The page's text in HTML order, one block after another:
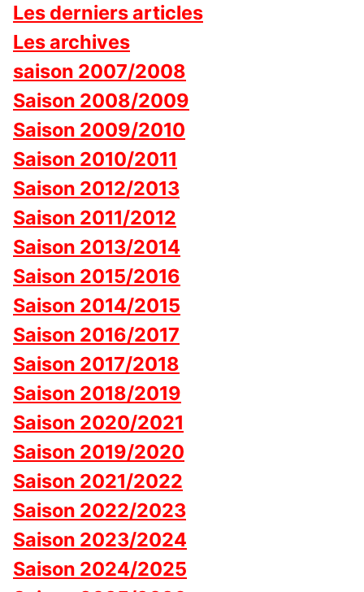
Les derniers articles
Les archives
saison 2007/2008
Saison 2008/2009
Saison 2009/2010
Saison 2010/2011
Saison 2012/2013
Saison 2011/2012
Saison 2013/2014
Saison 2015/2016
Saison 2014/2015
Saison 2016/2017
Saison 2017/2018
Saison 2018/2019
Saison 2020/2021
Saison 2019/2020
Saison 2021/2022
Saison 2022/2023
Saison 2023/2024
Saison 2024/2025